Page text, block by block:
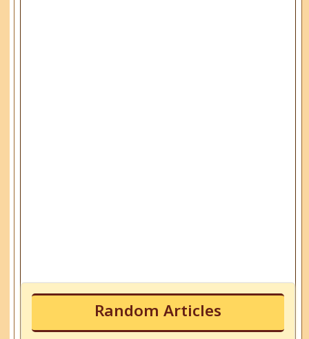
Random Articles